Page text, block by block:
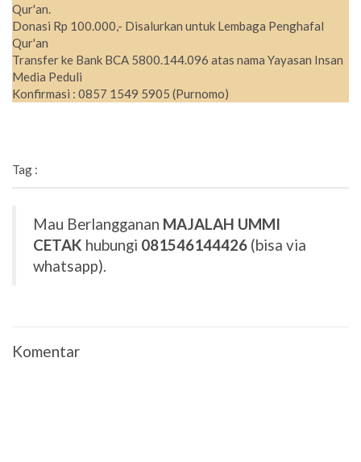
Qur'an.
Donasi Rp 100.000,- Disalurkan untuk Lembaga Penghafal
Qur'an
Transfer ke Bank BCA 5800.144.096 atas nama Yayasan Insan
Media Peduli
Konfirmasi : 0857 1549 5905 (Purnomo)
Tag :
Mau Berlangganan MAJALAH UMMI
CETAK hubungi 081546144426 (bisa via
whatsapp).
Komentar